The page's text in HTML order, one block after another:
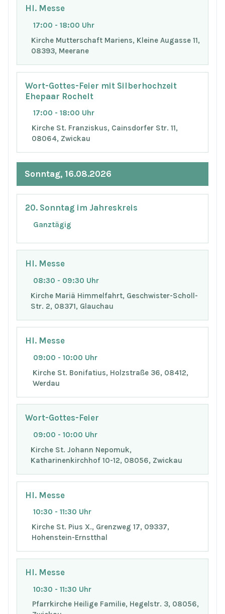
Hl. Messe
17:00 - 18:00 Uhr
Kirche Mutterschaft Mariens, Kleine Augasse 11,
08393, Meerane
Wort-Gottes-Feier mit Silberhochzeit
Ehepaar Rochelt
17:00 - 18:00 Uhr
Kirche St. Franziskus, Cainsdorfer Str. 11,
08064, Zwickau
Sonntag, 16.08.2026
20. Sonntag im Jahreskreis
Ganztägig
Hl. Messe
08:30 - 09:30 Uhr
Kirche Mariä Himmelfahrt, Geschwister-Scholl-
Str. 2, 08371, Glauchau
Hl. Messe
09:00 - 10:00 Uhr
Kirche St. Bonifatius, Holzstraße 36, 08412,
Werdau
Wort-Gottes-Feier
09:00 - 10:00 Uhr
Kirche St. Johann Nepomuk,
Katharinenkirchhof 10-12, 08056, Zwickau
Hl. Messe
10:30 - 11:30 Uhr
Kirche St. Pius X., Grenzweg 17, 09337,
Hohenstein-Ernstthal
Hl. Messe
10:30 - 11:30 Uhr
Pfarrkirche Heilige Familie, Hegelstr. 3, 08056,